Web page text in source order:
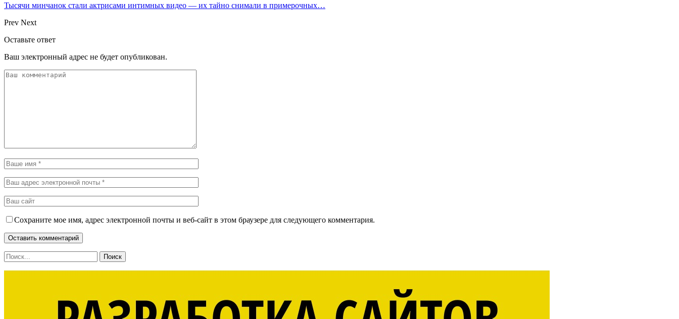
Тысячи минчанок стали актрисами интимных видео — их тайно снимали в примерочных…
Prev Next
Оставьте ответ
Ваш электронный адрес не будет опубликован.
Сохраните мое имя, адрес электронной почты и веб-сайт в этом браузере для следующего комментария.